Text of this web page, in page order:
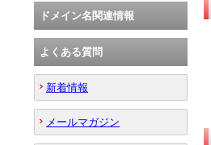
ドメイン名関連情報
よくある質問
新着情報
メールマガジン